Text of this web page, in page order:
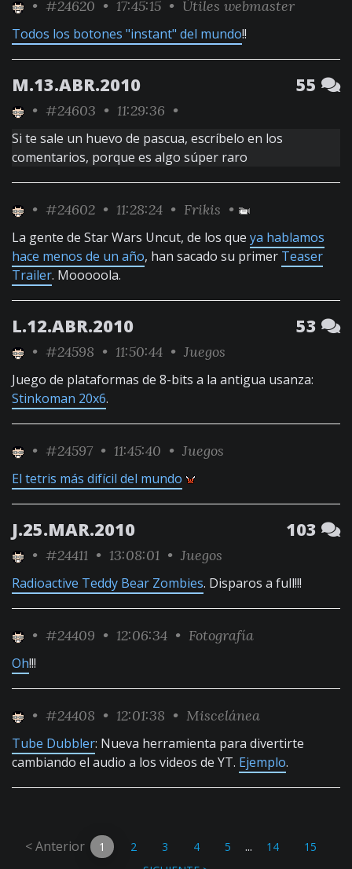
• #24620 • 17:45:15 • Útiles webmaster
Todos los botones "instant" del mundo!!
M.13.ABR.2010 55
• #24603 • 11:29:36 •
Si te sale un huevo de pascua, escríbelo en los
comentarios, porque es algo súper raro
• #24602 • 11:28:24 • Frikis •
La gente de Star Wars Uncut, de los que ya hablamos
hace menos de un año, han sacado su primer Teaser
Trailer. Mooooola.
L.12.ABR.2010 53
• #24598 • 11:50:44 • Juegos
Juego de plataformas de 8-bits a la antigua usanza:
Stinkoman 20x6.
• #24597 • 11:45:40 • Juegos
El tetris más difícil del mundo
J.25.MAR.2010 103
• #24411 • 13:08:01 • Juegos
Radioactive Teddy Bear Zombies. Disparos a full!!!
• #24409 • 12:06:34 • Fotografía
Oh!!!
• #24408 • 12:01:38 • Miscelánea
Tube Dubbler: Nueva herramienta para divertirte
cambiando el audio a los videos de YT. Ejemplo.
< Anterior 1 2 3 4 5 ... 14
15